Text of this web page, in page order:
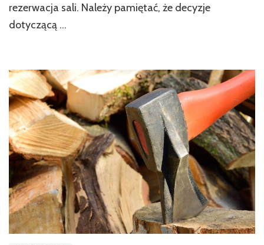
rezerwacja sali. Należy pamiętać, że decyzje
dotyczącą …